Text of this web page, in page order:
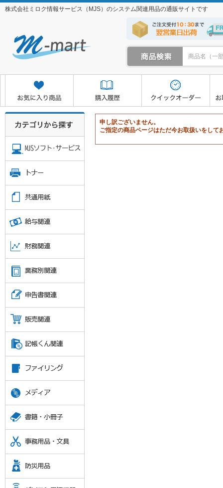
株式会社ミロク情報サービス（MJS）のシステム関連用品の通販サイトです
お取り寄せサービス マイページ
申し訳ございません。
ご指定の商品ページはただ今お取扱いをして